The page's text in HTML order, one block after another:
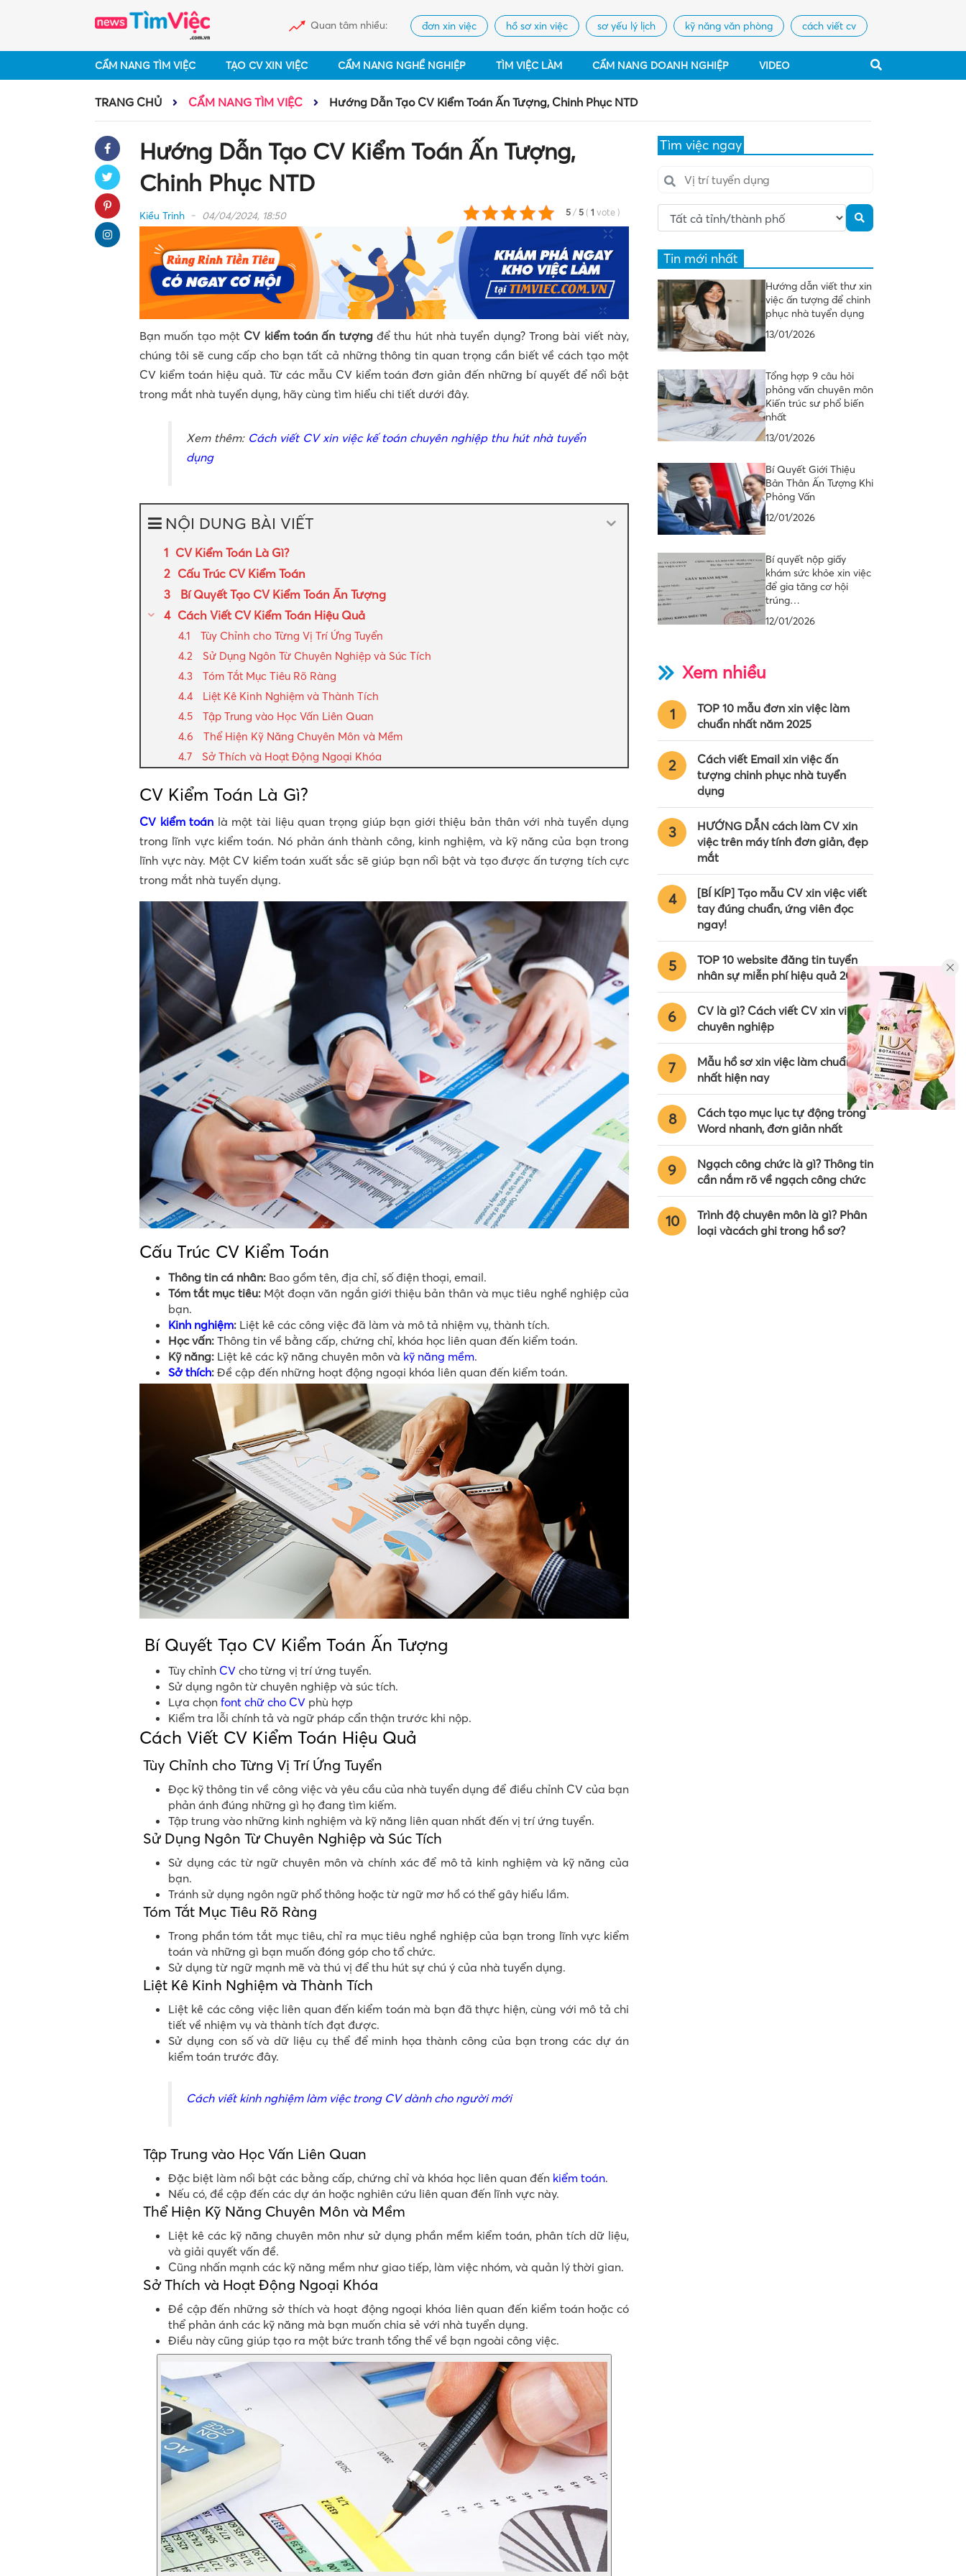
Quan tâm nhiều: đơn xin việc hồ sơ xin việc sơ yếu lý lịch kỹ năng văn phòng cách viết cv
CẨM NANG TÌM VIỆC TẠO CV XIN VIỆC CẨM NANG NGHỀ NGHIỆP TÌM VIỆC LÀM CẨM NANG DOANH NGHIỆP VIDEO
TRANG CHỦ CẨM NANG TÌM VIỆC Hướng Dẫn Tạo CV Kiểm Toán Ấn Tượng, Chinh Phục NTD
Hướng Dẫn Tạo CV Kiểm Toán Ấn Tượng,
Chinh Phục NTD
5 / 5 ( 1 vote )
Kiều Trinh 04/04/2024, 18:50
Bạn muốn tạo một CV kiểm toán ấn tượngđể thu hút nhà tuyển dụng? Trong bài viết này,
chúng tôi sẽ cung cấp cho bạn tất cả những thông tin quan trọng cần biết về cách tạo một
CV kiểm toán hiệu quả. Từ các mẫu CV kiểm toán đơn giản đến những bí quyết để nổi bật
trong mắt nhà tuyển dụng, hãy cùng tìm hiểu chi tiết dưới đây.
Xem thêm: Cách viết CV xin việc kế toán chuyên nghiệp thu hút nhà tuyển
dụng
NỘI DUNG BÀI VIẾT
CV Kiểm Toán Là Gì?
Cấu Trúc CV Kiểm Toán
Bí Quyết Tạo CV Kiểm Toán Ấn Tượng
Cách Viết CV Kiểm Toán Hiệu Quả
Tùy Chỉnh cho Từng Vị Trí Ứng Tuyển
Sử Dụng Ngôn Từ Chuyên Nghiệp và Súc Tích
Tóm Tắt Mục Tiêu Rõ Ràng
Liệt Kê Kinh Nghiệm và Thành Tích
Tập Trung vào Học Vấn Liên Quan
Thể Hiện Kỹ Năng Chuyên Môn và Mềm
Sở Thích và Hoạt Động Ngoại Khóa
CV Kiểm Toán Là Gì?
CV kiểm toán là một tài liệu quan trọng giúp bạn giới thiệu bản thân với nhà tuyển dụng
trong lĩnh vực kiểm toán. Nó phản ánh thành công, kinh nghiệm, và kỹ năng của bạn trong
lĩnh vực này. Một CV kiểm toán xuất sắc sẽ giúp bạn nổi bật và tạo được ấn tượng tích cực
trong mắt nhà tuyển dụng.
Cấu Trúc CV Kiểm Toán
Thông tin cá nhân: Bao gồm tên, địa chỉ, số điện thoại, email.
Tóm tắt mục tiêu:Một đoạn văn ngắn giới thiệu bản thân và mục tiêu nghề nghiệp của
bạn.
Kinh nghiệm: Liệt kê các công việc đã làm và mô tả nhiệm vụ, thành tích.
Học vấn: Thông tin về bằng cấp, chứng chỉ, khóa học liên quan đến kiểm toán.
Kỹ năng: Liệt kê các kỹ năng chuyên môn và kỹ năng mềm.
Sở thích: Đề cập đến những hoạt động ngoại khóa liên quan đến kiểm toán.
Bí Quyết Tạo CV Kiểm Toán Ấn Tượng
Tùy chỉnh CV cho từng vị trí ứng tuyển.
Sử dụng ngôn từ chuyên nghiệp và súc tích.
Lựa chọn font chữ cho CV phù hợp
Kiểm tra lỗi chính tả và ngữ pháp cẩn thận trước khi nộp.
Cách Viết CV Kiểm Toán Hiệu Quả
Tùy Chỉnh cho Từng Vị Trí Ứng Tuyển
Đọc kỹ thông tin về công việc và yêu cầu của nhà tuyển dụng để điều chỉnh CV của bạn
phản ánh đúng những gì họ đang tìm kiếm.
Tập trung vào những kinh nghiệm và kỹ năng liên quan nhất đến vị trí ứng tuyển.
Sử Dụng Ngôn Từ Chuyên Nghiệp và Súc Tích
Sử dụng các từ ngữ chuyên môn và chính xác để mô tả kinh nghiệm và kỹ năng của
bạn.
Tránh sử dụng ngôn ngữ phổ thông hoặc từ ngữ mơ hồ có thể gây hiểu lầm.
Tóm Tắt Mục Tiêu Rõ Ràng
Trong phần tóm tắt mục tiêu, chỉ ra mục tiêu nghề nghiệp của bạn trong lĩnh vực kiểm
toán và những gì bạn muốn đóng góp cho tổ chức.
Sử dụng từ ngữ mạnh mẽ và thú vị để thu hút sự chú ý của nhà tuyển dụng.
Liệt Kê Kinh Nghiệm và Thành Tích
Liệt kê các công việc liên quan đến kiểm toán mà bạn đã thực hiện, cùng với mô tả chi
tiết về nhiệm vụ và thành tích đạt được.
Sử dụng con số và dữ liệu cụ thể để minh họa thành công của bạn trong các dự án
kiểm toán trước đây.
Cách viết kinh nghiệm làm việc trong CV dành cho người mới
Tập Trung vào Học Vấn Liên Quan
Đặc biệt làm nổi bật các bằng cấp, chứng chỉ và khóa học liên quan đến kiểm toán.
Nếu có, đề cập đến các dự án hoặc nghiên cứu liên quan đến lĩnh vực này.
Thể Hiện Kỹ Năng Chuyên Môn và Mềm
Liệt kê các kỹ năng chuyên môn như sử dụng phần mềm kiểm toán, phân tích dữ liệu,
và giải quyết vấn đề.
Cũng nhấn mạnh các kỹ năng mềm như giao tiếp, làm việc nhóm, và quản lý thời gian.
Sở Thích và Hoạt Động Ngoại Khóa
Đề cập đến những sở thích và hoạt động ngoại khóa liên quan đến kiểm toán hoặc có
thể phản ánh các kỹ năng mà bạn muốn chia sẻ với nhà tuyển dụng.
Điều này cũng giúp tạo ra một bức tranh tổng thể về bạn ngoài công việc.
Tìm việc ngay
Tin mới nhất
Hướng dẫn viết thư xin
việc ấn tượng để chinh
phục nhà tuyển dụng
13/01/2026
Tổng hợp 9 câu hỏi
phỏng vấn chuyên môn
Kiến trúc sư phổ biến
nhất
13/01/2026
Bí Quyết Giới Thiệu
Bản Thân Ấn Tượng Khi
Phỏng Vấn
12/01/2026
Bí quyết nộp giấy
khám sức khỏe xin việc
để gia tăng cơ hội
trúng…
12/01/2026
Xem nhiều
1
TOP 10 mẫu đơn xin việc làm
chuẩn nhất năm 2025
2
Cách viết Email xin việc ấn
tượng chinh phục nhà tuyển
dụng
3
HƯỚNG DẪN cách làm CV xin
việc trên máy tính đơn giản, đẹp
mắt
4
[BÍ KÍP] Tạo mẫu CV xin việc viết
tay đúng chuẩn, ứng viên đọc
ngay!
5
TOP 10 website đăng tin tuyển
nhân sự miễn phí hiệu quả 2024
6
CV là gì? Cách viết CV xin việc
chuyên nghiệp
7
Mẫu hồ sơ xin việc làm chuẩn
nhất hiện nay
8
Cách tạo mục lục tự động trong
Word nhanh, đơn giản nhất
9
Ngạch công chức là gì? Thông tin
cần nắm rõ về ngạch công chức
10
Trình độ chuyên môn là gì? Phân
loại vàcách ghi trong hồ sơ?